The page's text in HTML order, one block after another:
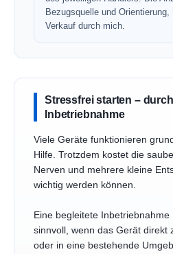
Bezugsquelle und
Verkauf durch mich.
Stressfrei starten –
Inbetriebnahme
Viele Geräte funktionieren
Hilfe. Trotzdem kostet die
Nerven und mehrere kleine
wichtig werden können.
Eine begleitete
sinnvoll, wenn das Gerät direkt
oder in eine bestehende